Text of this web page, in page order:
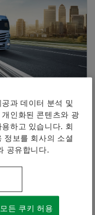
Branding Schaeffler
지금 주문하기
화 및 운송 분야의 수
행 시장을 위한 섀시
과 데이터 분석 및
인화된 콘텐츠와 광
하고 있습니다. 회
정보를 회사의 소셜
공유합니다.
모든 쿠키 허용